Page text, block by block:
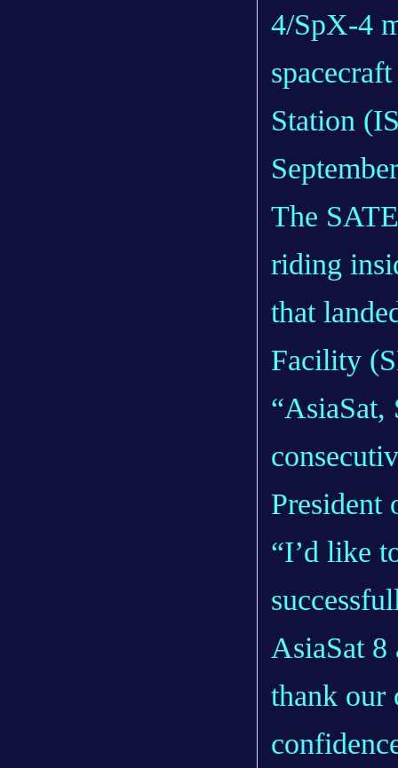
4/SpX-4
Station
The
riding
that
Facility
“AsiaSat,
President
“I’d like
AsiaSat 8
thank our